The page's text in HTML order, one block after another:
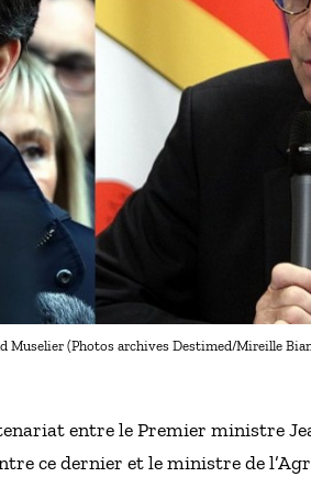
Muselier (Photos archives Destimed/Mireille
entre le Premier ministre
ce dernier et le ministre de